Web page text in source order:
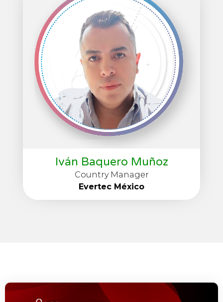
Iván Baquero Muñoz
Country Manager
Evertec México